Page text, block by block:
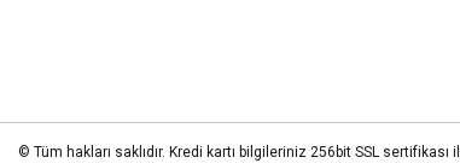
© Tüm hakları saklıdır. Kredi kartı bilgileriniz 256bit SSL sertifikası